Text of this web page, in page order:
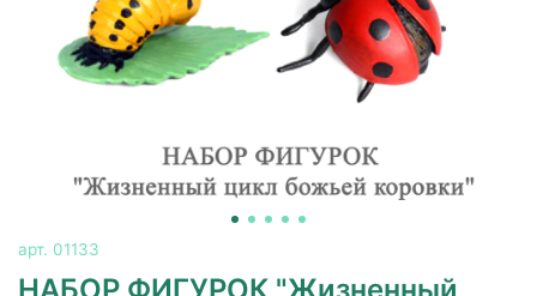
арт. 01133